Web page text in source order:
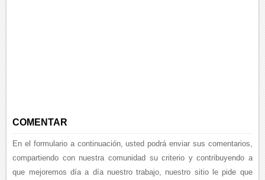
COMENTAR
En el formulario a continuación, usted podrá enviar sus comentarios,
compartiendo con nuestra comunidad su criterio y contribuyendo a
que mejoremos día a día nuestro trabajo, nuestro sitio le pide que